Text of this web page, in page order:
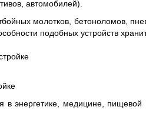
автомобилей).
молотков, бетоноломов,
подобных устройств
в энергетике, медицине, пищевой